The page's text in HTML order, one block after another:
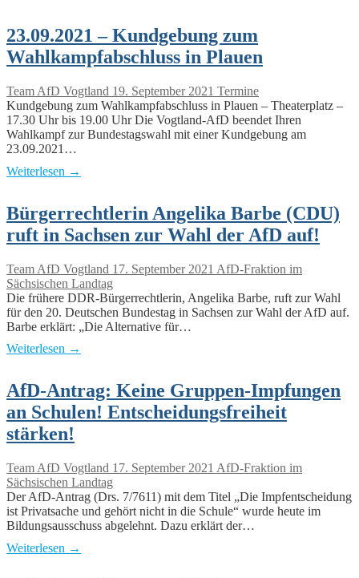
23.09.2021 – Kundgebung zum
Wahlkampfabschluss in Plauen
Team AfD Vogtland 19. September 2021 Termine
Kundgebung zum Wahlkampfabschluss in Plauen – Theaterplatz –
17.30 Uhr bis 19.00 Uhr Die Vogtland-AfD beendet Ihren
Wahlkampf zur Bundestagswahl mit einer Kundgebung am
23.09.2021…
Weiterlesen →
Bürgerrechtlerin Angelika Barbe (CDU)
ruft in Sachsen zur Wahl der AfD auf!
Team AfD Vogtland 17. September 2021 AfD-Fraktion im
Sächsischen Landtag
Die frühere DDR-Bürgerrechtlerin, Angelika Barbe, ruft zur Wahl
für den 20. Deutschen Bundestag in Sachsen zur Wahl der AfD auf.
Barbe erklärt: „Die Alternative für…
Weiterlesen →
AfD-Antrag: Keine Gruppen-Impfungen
an Schulen! Entscheidungsfreiheit
stärken!
Team AfD Vogtland 17. September 2021 AfD-Fraktion im
Sächsischen Landtag
Der AfD-Antrag (Drs. 7/7611) mit dem Titel „Die Impfentscheidung
ist Privatsache und gehört nicht in die Schule“ wurde heute im
Bildungsausschuss abgelehnt. Dazu erklärt der…
Weiterlesen →